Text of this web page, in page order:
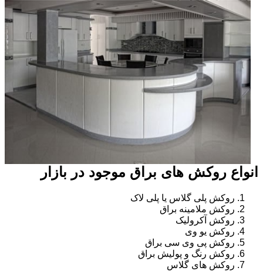
انواع روکش های براق موجود در بازار
روکش پلی گلاس یا پلی لاک
روکش ملامینه براق
روکش آکرولیک
روکش یو وی
روکش پی وی سی براق
روکش رنگ و پولیش براق
روکش های گلاس